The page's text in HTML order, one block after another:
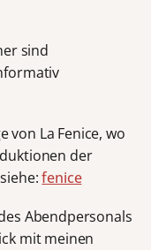
sind
von La Fenice, wo
der
fenice
Abendpersonals
mit meinen